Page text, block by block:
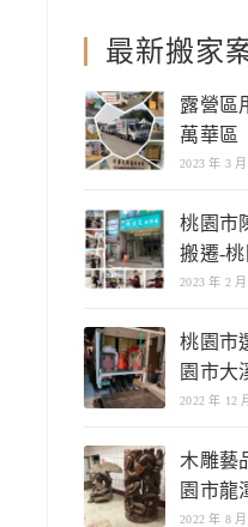
最新搬家
露營區
萬華區
2023 年 3 月
桃園市
搬遷-
2023 年 2
桃園市
園市大
2022 年 12
木雕藝
園市龍
2022 年 8 月